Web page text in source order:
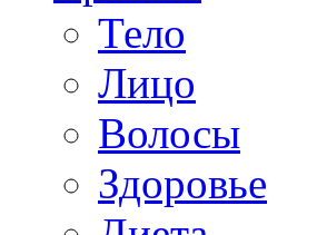
Тело
Лицо
Волосы
Здоровье